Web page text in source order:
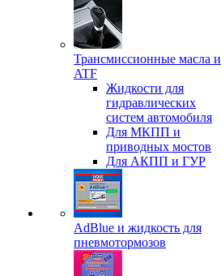
Трансмиссионные масла и
ATF
Жидкости для
гидравлических
систем автомобиля
Для МКПП и
приводных мостов
Для АКПП и ГУР
AdBlue и жидкость для
пневмотормозов